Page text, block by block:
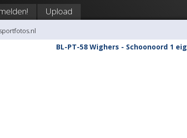
Upload
BL-PT-58 Wighers - Schoonoord 1 eig